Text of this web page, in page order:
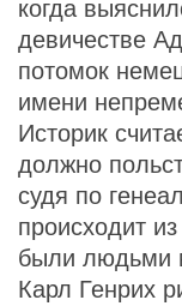
когда
девичестве
потомок
имени
Историк
должно
судя по
происходит
были людьми
Карл Генрих